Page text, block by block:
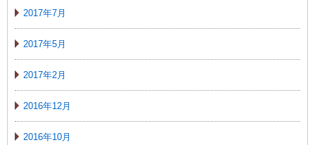
2017年7月
2017年5月
2017年2月
2016年12月
2016年10月